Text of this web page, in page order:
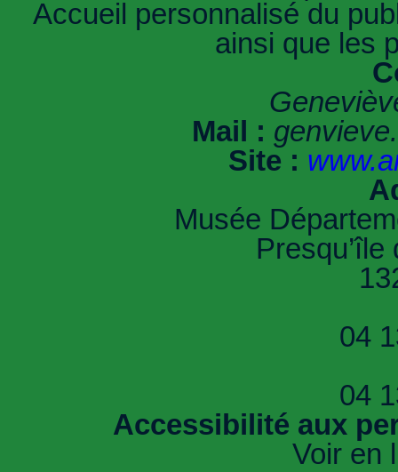
Accueil personnalisé du
ainsi que les
Mail :
Site :
Musée
04
04
Accessibilité aux
Voir en